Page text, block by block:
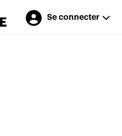
Se connecter